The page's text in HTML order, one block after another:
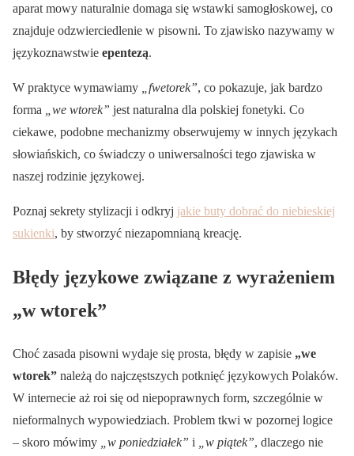
aparat mowy naturalnie domaga się wstawki samogłoskowej, co
znajduje odzwierciedlenie w pisowni. To zjawisko nazywamy w
językoznawstwie epentezą.
W praktyce wymawiamy „fwetorek”, co pokazuje, jak bardzo
forma
„we wtorek” jest naturalna dla polskiej fonetyki. Co
ciekawe, podobne mechanizmy obserwujemy w innych językach
słowiańskich, co świadczy o uniwersalności tego zjawiska w
naszej rodzinie językowej.
Poznaj sekrety stylizacji i odkryj jakie buty dobrać do niebieskiej
sukienki, by stworzyć niezapomnianą kreację.
Błędy językowe związane z wyrażeniem
„w wtorek”
Choć zasada pisowni wydaje się prosta, błędy w zapisie „we
wtorek” należą do najczęstszych potknięć językowych Polaków.
W internecie aż roi się od niepoprawnych form, szczególnie w
nieformalnych wypowiedziach. Problem tkwi w pozornej logice
– skoro mówimy
„w poniedziałek” i „w piątek”, dlaczego nie